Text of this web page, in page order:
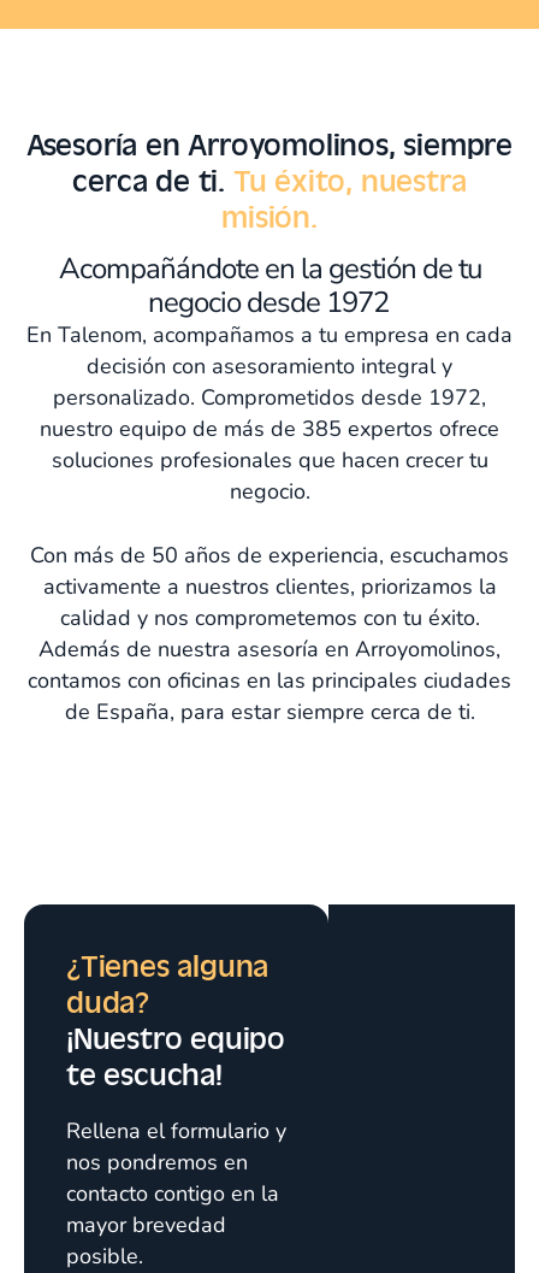
Asesoría en Arroyomolinos, siempre
cerca de ti. Tu éxito, nuestra
misión.
Acompañándote en la gestión de tu
negocio desde 1972
En Talenom, acompañamos a tu empresa en cada
decisión con asesoramiento integral y
personalizado. Comprometidos desde 1972,
nuestro equipo de más de 385 expertos ofrece
soluciones profesionales que hacen crecer tu
negocio.
Con más de 50 años de experiencia, escuchamos
activamente a nuestros clientes, priorizamos la
calidad y nos comprometemos con tu éxito.
Además de nuestra asesoría en Arroyomolinos,
contamos con oficinas en las principales ciudades
de España, para estar siempre cerca de ti.
¿Tienes alguna
duda?
¡Nuestro equipo
te escucha!
Rellena el formulario y
nos pondremos en
contacto contigo en la
mayor brevedad
posible.